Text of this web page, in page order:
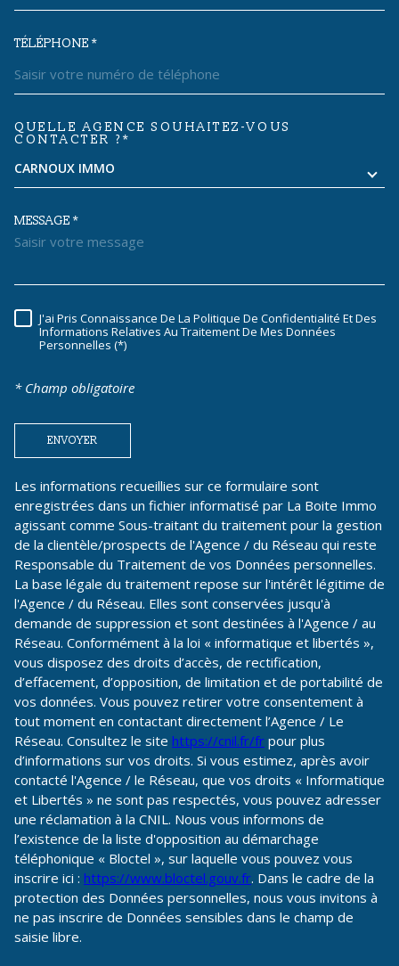
TÉLÉPHONE *
TRAD_MELTEM_VOREDEMANDE
QUELLE AGENCE SOUHAITEZ-VOUS
CONTACTER ?*
CARNOUX IMMO
MESSAGE *
RÈGLEMENTATION
J'ai Pris Connaissance De La Politique De Confidentialité Et Des
Informations Relatives Au Traitement De Mes Données
Personnelles (*)
* Champ obligatoire
ENVOYER
Les informations recueillies sur ce formulaire sont
enregistrées dans un fichier informatisé par La Boite Immo
agissant comme Sous-traitant du traitement pour la gestion
de la clientèle/prospects de l'Agence / du Réseau qui reste
Responsable du Traitement de vos Données personnelles.
La base légale du traitement repose sur l'intérêt légitime de
l'Agence / du Réseau. Elles sont conservées jusqu'à
demande de suppression et sont destinées à l'Agence / au
Réseau. Conformément à la loi « informatique et libertés »,
vous disposez des droits d’accès, de rectification,
d’effacement, d’opposition, de limitation et de portabilité de
vos données. Vous pouvez retirer votre consentement à
tout moment en contactant directement l’Agence / Le
Réseau. Consultez le site https://cnil.fr/fr pour plus
d’informations sur vos droits. Si vous estimez, après avoir
contacté l'Agence / le Réseau, que vos droits « Informatique
et Libertés » ne sont pas respectés, vous pouvez adresser
une réclamation à la CNIL. Nous vous informons de
l’existence de la liste d'opposition au démarchage
téléphonique « Bloctel », sur laquelle vous pouvez vous
inscrire ici : https://www.bloctel.gouv.fr. Dans le cadre de la
protection des Données personnelles, nous vous invitons à
ne pas inscrire de Données sensibles dans le champ de
saisie libre.